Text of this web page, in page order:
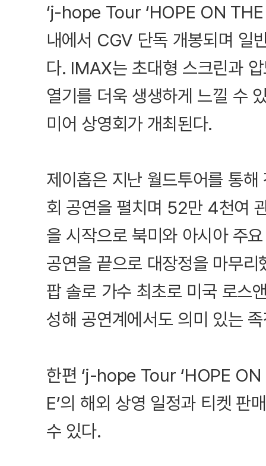
‘j-hope Tour ‘HOPE ON
내에서 CGV 단독 개봉되며 일
다. IMAX는 초대형 스크린과
열기를 더욱 생생하게 느낄 수
미어 상영회가 개최된다.
제이홉은 지난 월드투어를 통
회 공연을 펼치며 52만 4천여
을 시작으로 북미와 아시아 주
공연을 끝으로 대장정을 마무
팝 솔로 가수 최초로 미국 로스
성해 공연계에서도 의미 있는
한편 ‘j-hope Tour ‘HOPE
E’의 해외 상영 일정과 티켓 판
수 있다.